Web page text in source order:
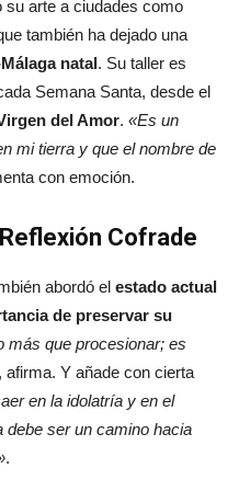
su arte a ciudades como
también ha dejado una
natal. Su taller es
Semana Santa, desde el
del Amor. «Es un
mi tierra y que el nombre de
con emoción.
Cofrade
abordó el estado actual
de preservar su
más que procesionar; es
, afirma. Y añade con cierta
en la idolatría y en el
debe ser un camino hacia
.